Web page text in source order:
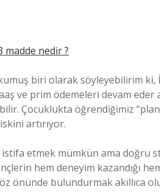
madde nedir ?
biri olarak söyleyebilirim
ve prim ödemeleri devam
Çocuklukta öğrendiğimiz
artırıyor.
etmek mümkün ama doğru
hem deneyim kazandığı
önünde bulundurmak akıllıca